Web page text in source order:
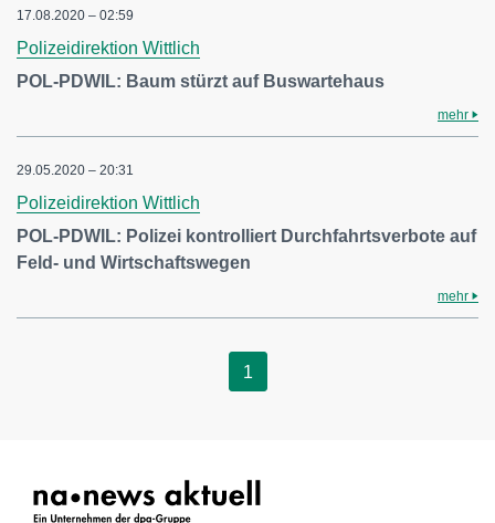
17.08.2020 – 02:59
Polizeidirektion Wittlich
POL-PDWIL: Baum stürzt auf Buswartehaus
mehr
29.05.2020 – 20:31
Polizeidirektion Wittlich
POL-PDWIL: Polizei kontrolliert Durchfahrtsverbote auf
Feld- und Wirtschaftswegen
mehr
1